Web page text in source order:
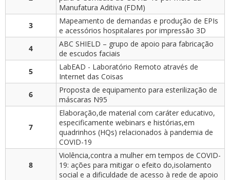
Manufatura Aditiva (FDM)
3
Mapeamento de demandas e produção de EPIs
e acessórios hospitalares por impressão 3D
4
ABC SHIELD – grupo de apoio para fabricação
de escudos faciais
5
LabEAD - Laboratório Remoto através de
Internet das Coisas
6
Proposta de equipamento para esterilização de
máscaras N95
7
Elaboração,de material com caráter educativo,
especificamente webinars e histórias,em
quadrinhos (HQs) relacionados à pandemia de
COVID-19
8
Violência,contra a mulher em tempos de COVID-
19: ações para mitigar o efeito do,isolamento
social e a dificuldade de acesso à rede de apoio